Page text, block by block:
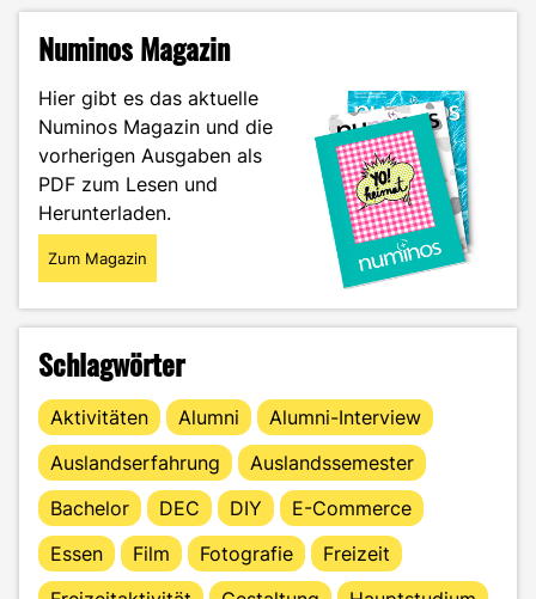
Numinos Magazin
Hier gibt es das aktuelle
Numinos Magazin und die
vorherigen Ausgaben als
PDF zum Lesen und
Herunterladen.
Zum Magazin
Schlagwörter
Aktivitäten Alumni
Alumni-Interview
Auslandserfahrung
Auslandssemester
Bachelor
DEC DIY
E-Commerce
Essen
Film Fotografie
Freizeit